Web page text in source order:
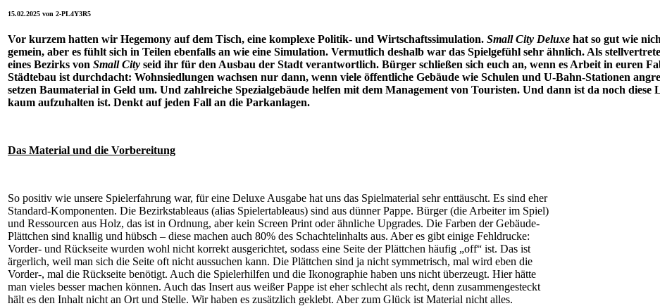
15.02.2025 von 2-PL4Y3R5
Vor kurzem hatten wir Hegemony auf dem Tisch, eine komplexe Politik- und Wirtschaftssimulation. Small City Deluxe hat so gut wie
gemein, aber es fühlt sich in Teilen ebenfalls an wie eine Simulation. Vermutlich deshalb war das Spielgefühl sehr ähnlich. Als
eines Bezirks von Small City seid ihr für den Ausbau der Stadt verantwortlich. Bürger schließen sich euch an, wenn es Arbeit in euren
Städtebau ist durchdacht: Wohnsiedlungen wachsen nur dann, wenn viele öffentliche Gebäude wie Schulen und U-Bahn-Stationen
setzen Baumaterial in Geld um. Und zahlreiche Spezialgebäude helfen mit dem Management von Touristen. Und dann ist da noch diese
kaum aufzuhalten ist. Denkt auf jeden Fall an die Parkanlagen.
Das Material und die Vorbereitung
So positiv wie unsere Spielerfahrung war, für eine Deluxe Ausgabe hat uns das Spielmaterial sehr enttäuscht. Es sind eher
Standard-Komponenten. Die Bezirkstableaus (alias Spielertableaus) sind aus dünner Pappe. Bürger (die Arbeiter im Spiel)
und Ressourcen aus Holz, das ist in Ordnung, aber kein Screen Print oder ähnliche Upgrades. Die Farben der Gebäude-
Plättchen sind knallig und hübsch – diese machen auch 80% des Schachtelinhalts aus. Aber es gibt einige Fehldrucke:
Vorder- und Rückseite wurden wohl nicht korrekt ausgerichtet, sodass eine Seite der Plättchen häufig „off“ ist. Das ist
ärgerlich, weil man sich die Seite oft nicht aussuchen kann. Die Plättchen sind ja nicht symmetrisch, mal wird eben die
Vorder-, mal die Rückseite benötigt. Auch die Spielerhilfen und die Ikonographie haben uns nicht überzeugt. Hier hätte
man vieles besser machen können. Auch das Insert aus weißer Pappe ist eher schlecht als recht, denn zusammengesteckt
hält es den Inhalt nicht an Ort und Stelle. Wir haben es zusätzlich geklebt. Aber zum Glück ist Material nicht alles.